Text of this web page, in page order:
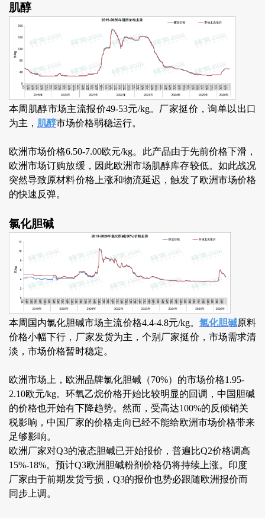
肌醇
本周肌醇市场主流报价49-53元/kg。厂家挺价，询单以出口
为主， 肌醇市场价格弱稳运行。
欧洲市场价格6.50-7.00欧元/kg。此产品由于先前价格下滑，
欧洲市场订购放缓，因此欧洲市场肌醇库存较低。如此战况
突然导致原材料价格上涨和物流延迟，触发了欧洲市场价格
的快速反弹。
氯化胆碱
本周国内氯化胆碱市场主流价格4.4-4.8元/kg。 氯化胆碱原料
价格小幅下行，厂家发货为主，个别厂家挺价，市场需求清
淡，市场价格暂时稳定。
欧洲市场上，欧洲品牌氯化胆碱（70%）的市场价格1.95-
2.10欧元/kg。环氧乙烷价格开始比较明显的回调，中国胆碱
的价格也开始有下降趋势。然而，受高达100%的反倾销关
税影响，中国厂家的价格走向已经不能给欧洲市场价格带来
足够影响。
欧洲厂家对Q3的液态胆碱已开始报价，普遍比Q2价格调高
15%-18%。预计Q3欧洲胆碱粉剂价格仍将持续上涨。印度
厂家由于前期发货亏损，Q3的报价也势必跟随欧洲报价而
同步上调。